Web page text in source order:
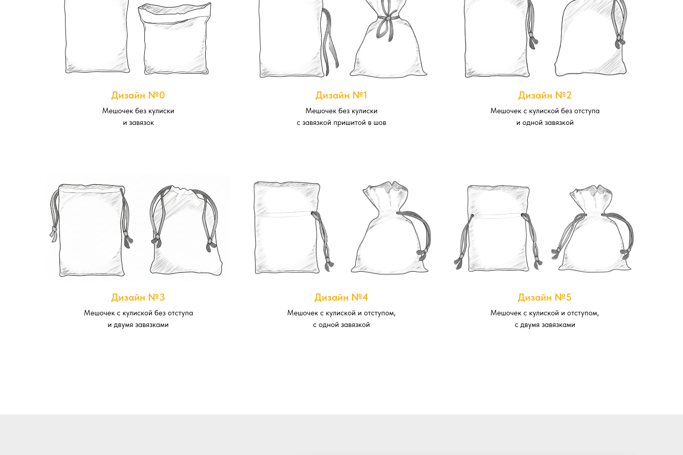
Дизайн №0
Мешочек без кулиски
и завязок
Дизайн №1
Мешочек без кулиски
с завязкой пришитой в шов
Дизайн №2
Мешочек с кулиской без отступа
и одной завязкой
Дизайн №3
Мешочек с кулиской без отступа
и двумя завязками
Дизайн №4
Мешочек с кулиской и отступом,
с одной завязкой
Дизайн №5
Мешочек с кулиской и отступом,
с двумя завязками